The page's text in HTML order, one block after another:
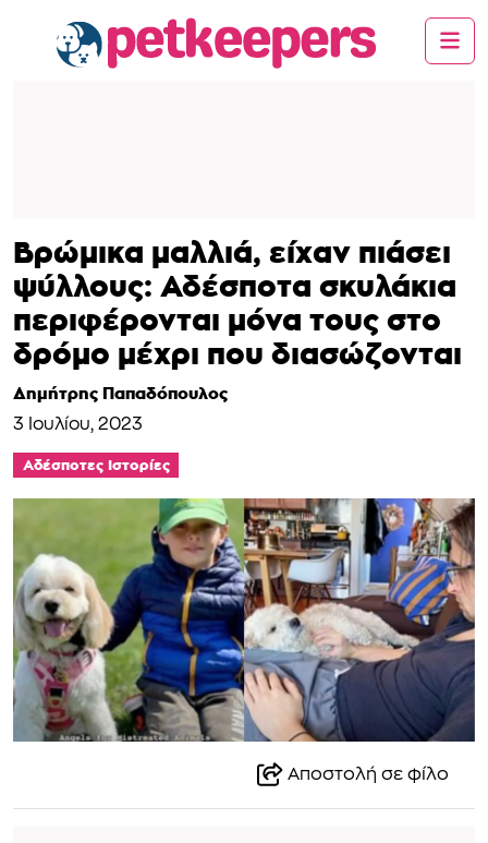
Βρώμικα μαλλιά, είχαν πιάσει
ψύλλους: Αδέσποτα σκυλάκια
περιφέρονται μόνα τους στο
δρόμο μέχρι που διασώζονται
Δημήτρης Παπαδόπουλος
3 Ιουλίου, 2023
Αδέσποτες Ιστορίες
Αποστολή σε φίλο